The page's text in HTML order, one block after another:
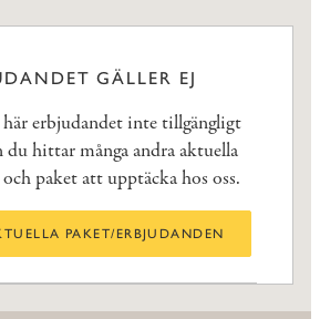
GÄLLER EJ
erbjudandet inte tillgängligt
hittar många andra aktuella
paket att upptäcka hos oss.
PAKET/ERBJUDANDEN